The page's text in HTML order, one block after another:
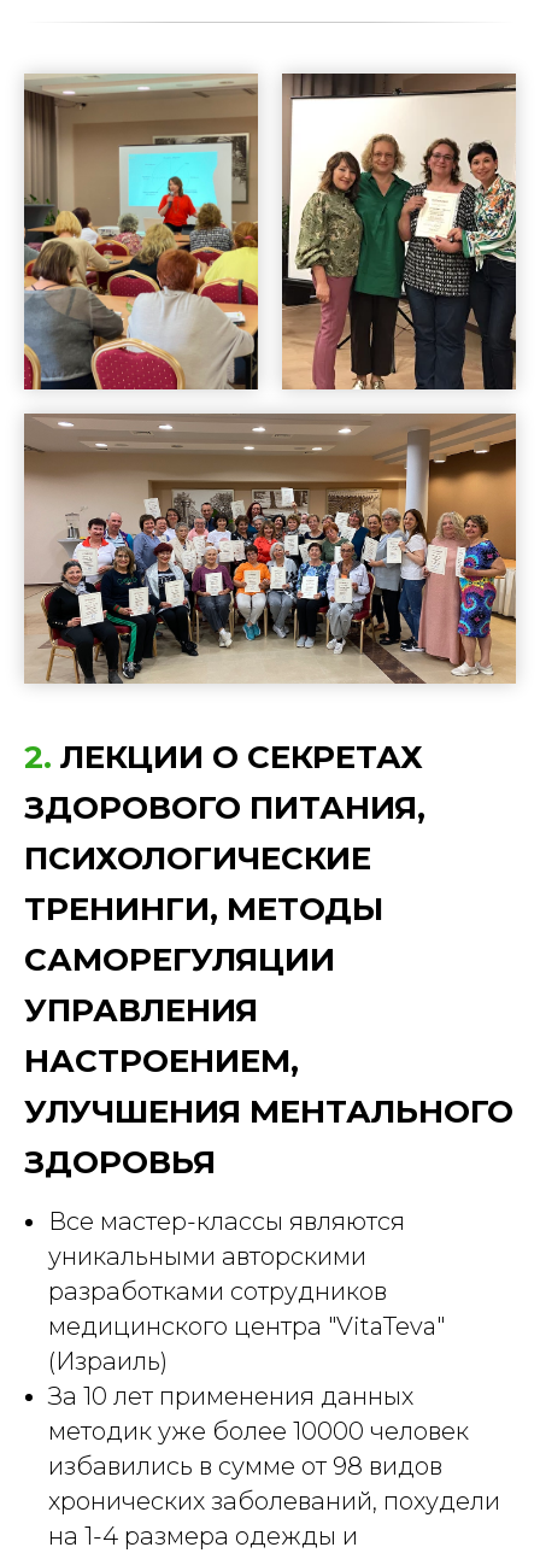
2. ЛЕКЦИИ О СЕКРЕТАХ
ЗДОРОВОГО ПИТАНИЯ,
ПСИХОЛОГИЧЕСКИЕ
ТРЕНИНГИ, МЕТОДЫ
САМОРЕГУЛЯЦИИ
УПРАВЛЕНИЯ
НАСТРОЕНИЕМ,
УЛУЧШЕНИЯ МЕНТАЛЬНОГО
ЗДОРОВЬЯ
Все мастер-классы являются
уникальными авторскими
разработками сотрудников
медицинского центра "VitaTeva"
(Израиль)
За 10 лет применения данных
методик уже более 10000 человек
избавились в сумме от 98 видов
хронических заболеваний, похудели
на 1-4 размера одежды и